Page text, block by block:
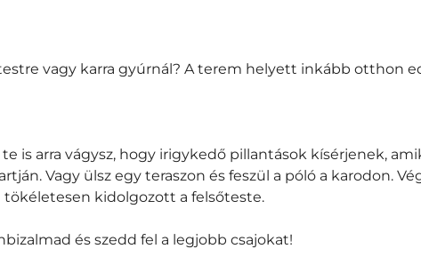
vagy karra gyúrnál? A terem helyett inkább otthon
is arra vágysz, hogy irigykedő pillantások kísérjenek,
Vagy ülsz egy teraszon és feszül a póló a karodon.
kidolgozott a felsőteste.
és szedd fel a legjobb csajokat!